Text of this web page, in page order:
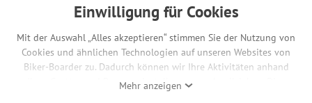
Einwilligung für Cookies
Mit der Auswahl „Alles akzeptieren“ stimmen Sie der Nutzung von
Cookies und ähnlichen Technologien auf unseren Websites von
Biker-Boarder zu. Dadurch können wir Ihre Aktivitäten anhand
Ihrer Geräte- und Browsereinstellungen nachvollziehen. Dies
Mehr anzeigen
Rekord-Leichtigkeit und Maximale Flüssigkeitsabgabe: Die
Elite Fly-Serie ist weltweit als die leichteste Trinkflaschenlinie
der Welt anerkannt, dank ihrer unvergleichlichen Leichtigkeit,
gleich wie 30 % geringer als die auf dem Markt erhältlichen
traditionellen Trinkflaschen. Diese Vorrangstellung wird durch